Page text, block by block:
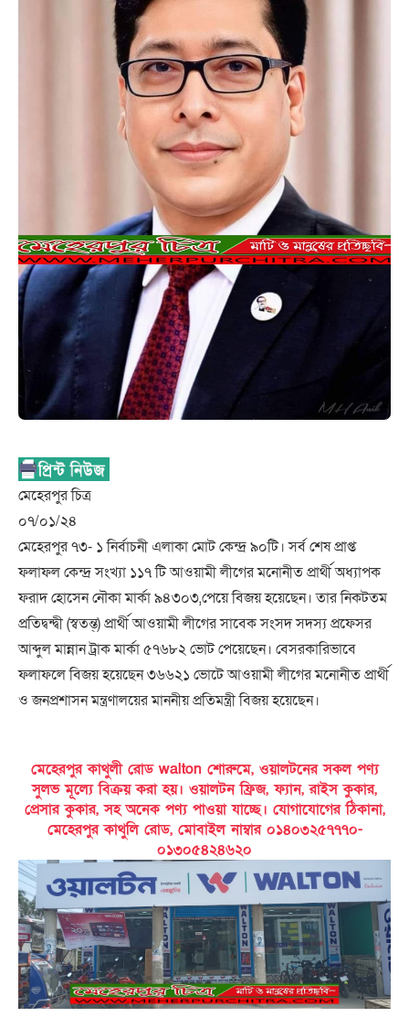
মেহেরপুর চিত্র
০৭/০১/২৪
মেহেরপুর ৭৩- ১ নির্বাচনী এলাকা মোট কেন্দ্র ৯০টি। সর্ব শেষ প্রাপ্ত
ফলাফল কেন্দ্র সংখ্যা ১১৭ টি আওয়ামী লীগের মনোনীত প্রার্থী অধ্যাপক
ফরাদ হোসেন নৌকা মার্কা ৯৪৩০৩,পেয়ে বিজয় হয়েছেন। তার নিকটতম
প্রতিদ্বন্দ্বী (স্বতন্ত্) প্রার্থী আওয়ামী লীগের সাবেক সংসদ সদস্য প্রফেসর
আব্দুল মান্নান ট্রাক মার্কা ৫৭৬৮২ ভোট পেয়েছেন। বেসরকারিভাবে
ফলাফলে বিজয় হয়েছেন ৩৬৬২১ ভোটে আওয়ামী লীগের মনোনীত প্রার্থী
ও জনপ্রশাসন মন্ত্রণালয়ের মাননীয় প্রতিমন্ত্রী বিজয় হয়েছেন।
মেহেরপুর কাথুলী রোড walton শোরুমে, ওয়ালটনের সকল পণ্য
সুলভ মূল্যে বিক্রয় করা হয়। ওয়ালটন ফ্রিজ, ফ্যান, রাইস কুকার,
প্রেসার কুকার, সহ অনেক পণ্য পাওয়া যাচ্ছে। যোগাযোগের ঠিকানা,
মেহেরপুর কাথুলি রোড, মোবাইল নাম্বার ০১৪০৩২৫৭৭৭০-
০১৩০৫৪২৪৬২০